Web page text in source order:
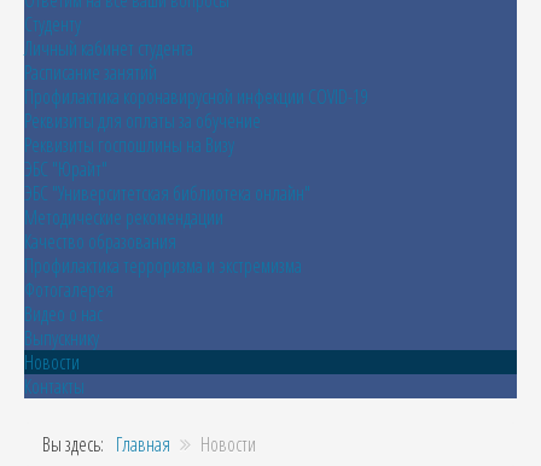
Студенту
Личный кабинет студента
Расписание занятий
Профилактика коронавирусной инфекции COVID-19
Реквизиты для оплаты за обучение
Реквизиты госпошлины на Визу
ЭБС "Юрайт"
ЭБС "Университетская библиотека онлайн"
Методические рекомендации
Качество образования
Профилактика терроризма и экстремизма
Фотогалерея
Видео о нас
Выпускнику
Новости
Контакты
Вы здесь: Главная Новости